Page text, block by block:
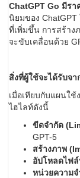
ChatGPT Go มีรา
นิยมของ
ที่เพิ่มขึ้น การสร้าง
จะขับเคลื่อนด้วย
สิ่งที่ผู้ใช้จะได้รับจา
เมื่อเทียบกับแผนใ
ไฮไลท์ดังนี้
ขีดจำกัด
GPT-5
สร้างภาพ
อัปโหลดไฟล์
หน่วยความ